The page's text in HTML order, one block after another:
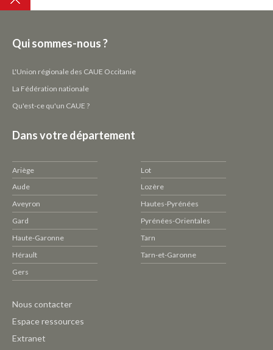
Qui sommes-nous ?
L'Union régionale des CAUE Occitanie
La Fédération nationale
Qu'est-ce qu'un CAUE ?
Dans votre département
Ariège
Aude
Aveyron
Gard
Haute-Garonne
Hérault
Gers
Lot
Lozère
Hautes-Pyrénées
Pyrénées-Orientales
Tarn
Tarn-et-Garonne
Pied
de
page
Nous contacter
Espace ressources
Extranet